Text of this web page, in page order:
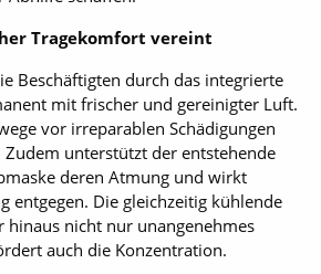
Tragekomfort vereint
Beschäftigten durch das integrierte
mit frischer und gereinigter Luft.
vor irreparablen Schädigungen
Zudem unterstützt der entstehende
deren Atmung und wirkt
entgegen. Die gleichzeitig kühlende
hinaus nicht nur unangenehmes
auch die Konzentration.